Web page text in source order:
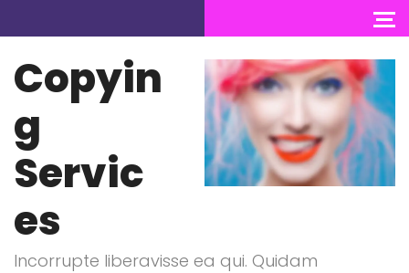
Copyin
g
Servic
es
Incorrupte liberavisse ea qui. Quidam